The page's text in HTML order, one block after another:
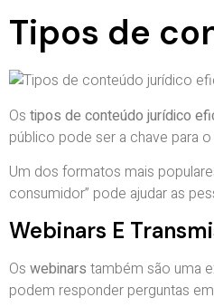
Tipos de
Os tipos de conteúdo jurídico
público pode ser a chave para
Um dos formatos mais
consumidor” pode ajudar as
Webinars E
Os webinars também são uma
podem responder perguntas